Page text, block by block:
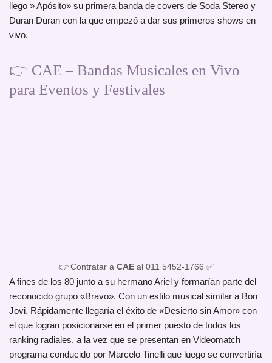
llego » Apósito» su primera banda de covers de Soda Stereo y
Duran Duran con la que empezó a dar sus primeros shows en
vivo.
👉 CAE – Bandas Musicales en Vivo
para Eventos y Festivales
👉 Contratar a CAE al 011 5452-1766 ✅
A fines de los 80 junto a su hermano Ariel y formarían parte del
reconocido grupo «Bravo». Con un estilo musical similar a Bon
Jovi. Rápidamente llegaría el éxito de «Desierto sin Amor» con
el que logran posicionarse en el primer puesto de todos los
ranking radiales, a la vez que se presentan en Videomatch
programa conducido por Marcelo Tinelli que luego se convertiría